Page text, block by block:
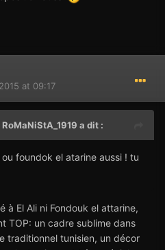
at 09:17
RoMaNiStA_1919 a dit :
foundok el atarine aussi ! tu
à El Ali ni Fondouk el attarine,
TOP: un cadre sublime dans
traditionnel tunisien, un décor